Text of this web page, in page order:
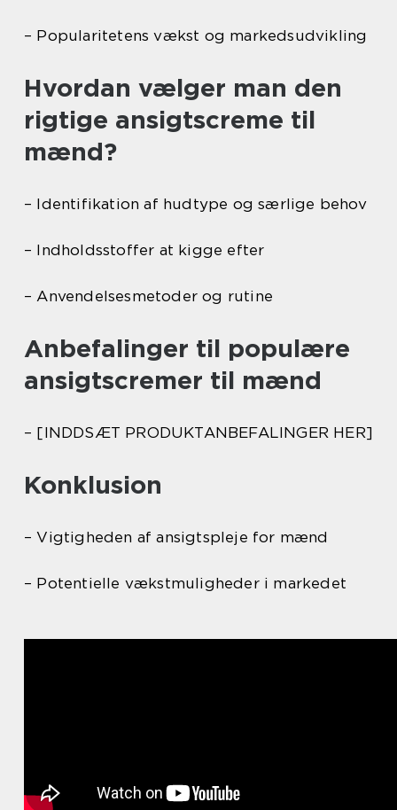
– Popularitetens vækst og markedsudvikling
Hvordan vælger man den
rigtige ansigtscreme til
mænd?
– Identifikation af hudtype og særlige behov
– Indholdsstoffer at kigge efter
– Anvendelsesmetoder og rutine
Anbefalinger til populære
ansigtscremer til mænd
– [INDDSÆT PRODUKTANBEFALINGER HER]
Konklusion
– Vigtigheden af ansigtspleje for mænd
– Potentielle vækstmuligheder i markedet